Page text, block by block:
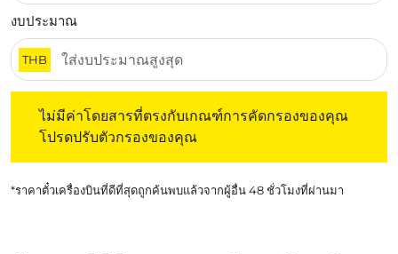
งบประมาณ
THB
ไม่มีค่าโดยสารที่ตรงกับเกณฑ์การคัดกรองของคุณ
โปรดปรับตัวกรองของคุณ
*ราคาตั๋วเครื่องบินที่ดีที่สุดถูกค้นพบแล้วจากผู้อื่น 48 ชั่วโมงที่ผ่านมา